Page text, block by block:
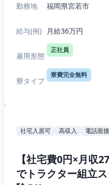
勤務地 福岡県宮若市
給与(例) 月給36万円
雇用形態
正社員
寮タイプ
寮費完全無料
社宅入居可 高収入 電話面
【社宅費0円×月収
でトラクター組立